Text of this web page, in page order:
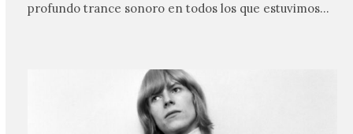
profundo trance sonoro en todos los que estuvimos